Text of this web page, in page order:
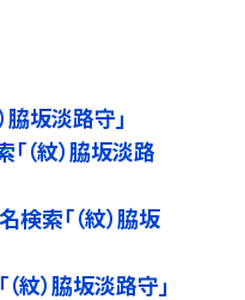
脇坂淡路守」
（紋）脇坂淡路
検索「（紋）脇坂
紋）脇坂淡路守」